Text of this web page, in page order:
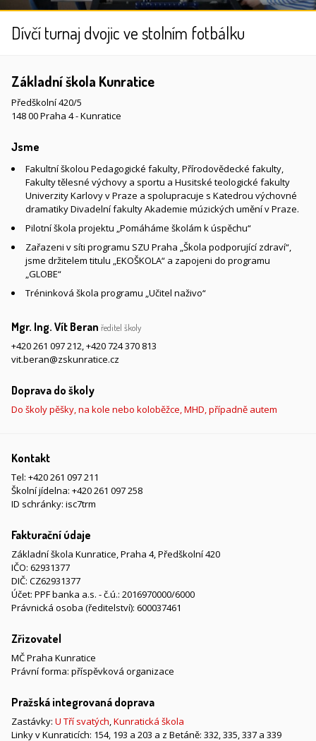
Dívčí turnaj dvojic ve stolním fotbálku
Základní škola Kunratice
Předškolní 420/5
148 00 Praha 4 - Kunratice
Jsme
Fakultní školou Pedagogické fakulty, Přírodovědecké fakulty,
Fakulty tělesné výchovy a sportu a Husitské teologické fakulty
Univerzity Karlovy v Praze a spolupracuje s Katedrou výchovné
dramatiky Divadelní fakulty Akademie múzických umění v Praze.
Pilotní škola projektu „Pomáháme školám k úspěchu“
Zařazeni v síti programu SZU Praha „Škola podporující zdraví“,
jsme držitelem titulu „EKOŠKOLA“ a zapojeni do programu
„GLOBE“
Tréninková škola programu „Učitel naživo“
Mgr. Ing. Vít Beran ředitel školy
+420 261 097 212,+420 724 370 813
vit.beran@zskunratice.cz
Doprava do školy
Do školy pěšky, na kole nebo koloběžce, MHD, případně autem
Kontakt
Tel: +420 261 097 211
Školní jídelna: +420 261 097 258
ID schránky: isc7trm
Fakturační údaje
Základní škola Kunratice, Praha 4, Předškolní 420
IČO: 62931377
DIČ: CZ62931377
Účet: PPF banka a.s. - č.ú.: 2016970000/6000
Právnická osoba (ředitelství): 600037461
Zřizovatel
MČ Praha Kunratice
Právní forma: příspěvková organizace
Pražská integrovaná doprava
Zastávky: U Tří svatých,Kunratická škola
Linky v Kunraticích: 154, 193 a 203 a z Betáně: 332, 335, 337 a 339